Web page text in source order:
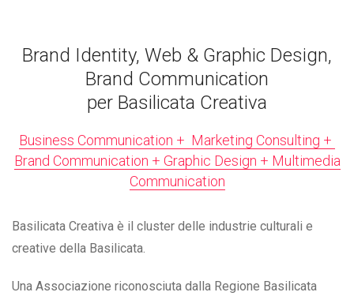
Brand Identity, Web & Graphic Design,
Brand Communication
per Basilicata Creativa
Business Communication + Marketing Consulting +
Brand Communication + Graphic Design + Multimedia
Communication
Basilicata Creativa è il cluster delle industrie culturali e
creative della Basilicata.
Una Associazione riconosciuta dalla Regione Basilicata